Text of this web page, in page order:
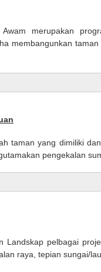
Awam merupakan
membangunkan
taman yang dimiliki
pengekalan
Landskap pelbagai
raya, tepian sungai/